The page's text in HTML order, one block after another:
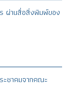
ผ่านสื่อสิ่งพิมพ์ของ
ชาคมจากคณะ